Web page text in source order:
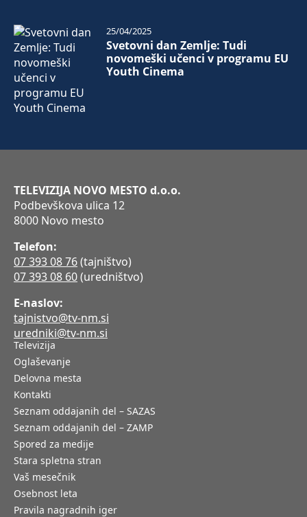
Svetovni dan Zemlje: Tudi
novomeški učenci v programu EU
Youth Cinema
25/04/2025
TELEVIZIJA NOVO MESTO d.o.o.
Podbevškova ulica 12
8000 Novo mesto
Telefon:
07 393 08 76(tajništvo)
07 393 08 60(uredništvo)
E-naslov:
tajnistvo@tv-nm.si
uredniki@tv-nm.si
Televizija
Oglaševanje
Delovna mesta
Kontakti
Seznam oddajanih del – SAZAS
Seznam oddajanih del – ZAMP
Spored za medije
Stara spletna stran
Vaš mesečnik
Osebnost leta
Pravila nagradnih iger